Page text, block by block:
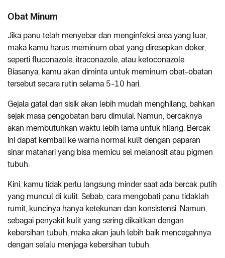
Obat Minum
Jika panu telah menyebar dan menginfeksi area yang luar,
maka kamu harus meminum obat yang diresepkan doker,
seperti fluconazole, itraconazole, atau ketoconazole.
Biasanya, kamu akan diminta untuk meminum obat-obatan
tersebut secara rutin selama 5-10 hari.
Gejala gatal dan sisik akan lebih mudah menghilang, bahkan
sejak masa pengobatan baru dimulai. Namun, bercaknya
akan membutuhkan waktu lebih lama untuk hilang. Bercak
ini dapat kembali ke warna normal kulit dengan paparan
sinar matahari yang bisa memicu sel melanosit atau pigmen
tubuh.
Kini, kamu tidak perlu langsung minder saat ada bercak putih
yang muncul di kulit. Sebab, cara mengobati panu tidaklah
rumit, kuncinya hanya ketekunan dan konsistensi. Namun,
sebagai penyakit kulit yang sering dikaitkan dengan
kebersihan tubuh, maka akan jauh lebih baik mencegahnya
dengan selalu menjaga kebersihan tubuh.